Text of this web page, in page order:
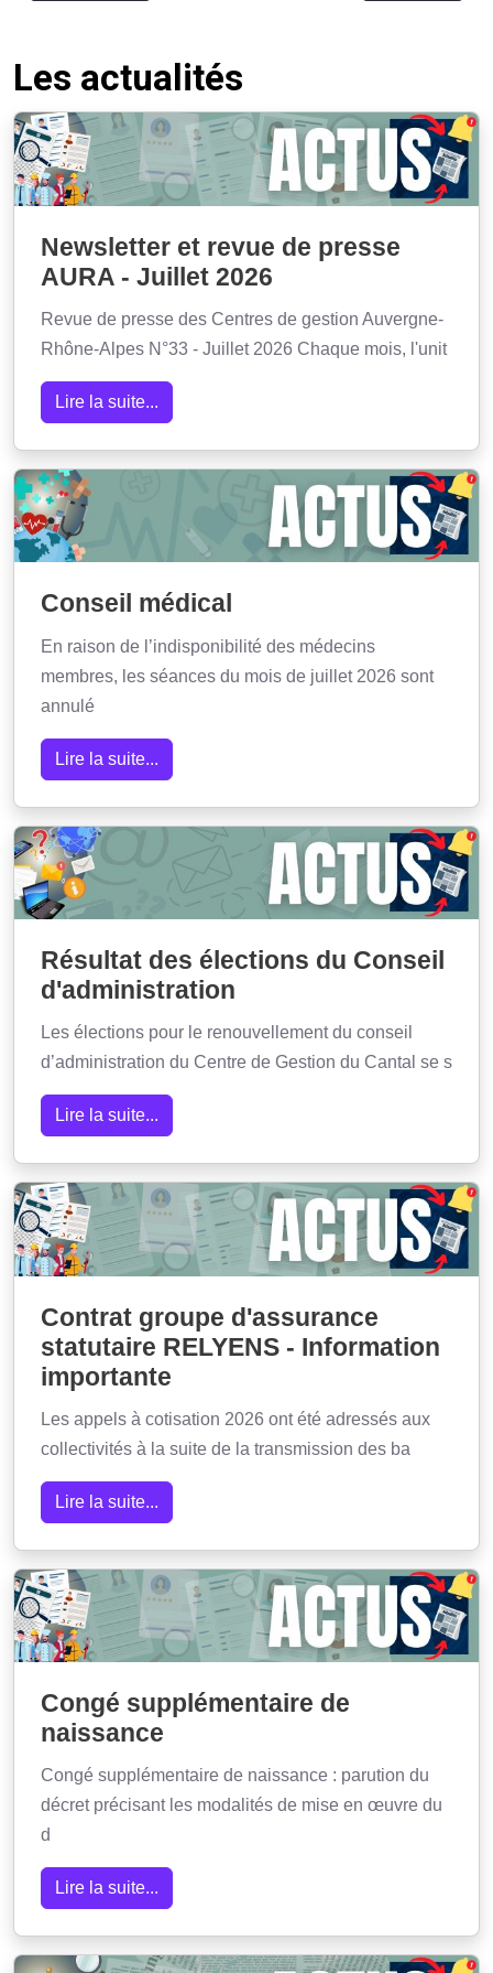
Les actualités
Newsletter et revue de presse
AURA - Juillet 2026
Revue de presse des Centres de gestion Auvergne-
Rhône-Alpes N°33 - Juillet 2026 Chaque mois, l'unit
Lire la suite...
Conseil médical
En raison de l’indisponibilité des médecins
membres, les séances du mois de juillet 2026 sont
annulé
Lire la suite...
Résultat des élections du Conseil
d'administration
Les élections pour le renouvellement du conseil
d’administration du Centre de Gestion du Cantal se s
Lire la suite...
Contrat groupe d'assurance
statutaire RELYENS - Information
importante
Les appels à cotisation 2026 ont été adressés aux
collectivités à la suite de la transmission des ba
Lire la suite...
Congé supplémentaire de
naissance
Congé supplémentaire de naissance : parution du
décret précisant les modalités de mise en œuvre du
d
Lire la suite...